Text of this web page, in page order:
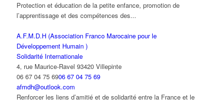
Protection et éducation de la petite enfance, promotion de
l’apprentissage et des compétences des...
A.F.M.D.H (Association Franco Marocaine pour le
Développement Humain )
Solidarité Internationale
4, rue Maurice-Ravel 93420 Villepinte
06 67 04 75 6906 67 04 75 69
afmdh@outlook.com
Renforcer les liens d’amitié et de solidarité entre la France et le